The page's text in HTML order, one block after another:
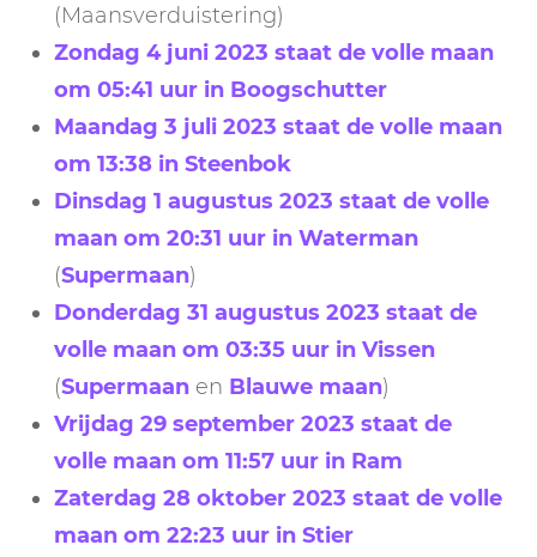
(Maansverduistering)
Zondag 4 juni 2023 staat de volle maan
om 05:41 uur in Boogschutter
Maandag 3 juli 2023 staat de volle maan
om 13:38 in Steenbok
Dinsdag 1 augustus 2023 staat de volle
maan om 20:31 uur in Waterman
(Supermaan)
Donderdag 31 augustus 2023 staat de
volle maan om 03:35 uur in Vissen
(Supermaan en Blauwe maan)
Vrijdag 29 september 2023 staat de
volle maan om 11:57 uur in Ram
Zaterdag 28 oktober 2023 staat de volle
maan om 22:23 uur in Stier